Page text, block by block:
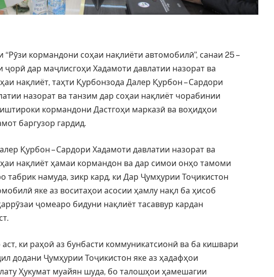
“Рӯзи кормандони соҳаи нақлиёти автомобилӣ”, санаи 25 –
ҷорӣ дар маҷлисгоҳи Хадамоти давлатии назорат ва
нақлиёт, таҳти Қурбонзода Далер Қурбон – Сардори
назорат ва танзим дар соҳаи нақлиёт чорабинии
кормандони Дастгоҳи марказӣ ва воҳидҳои
баргузор гардид.
Қурбон – Сардори Хадамоти давлатии назорат ва
нақлиёт ҳамаи кормандон ва дар симои онҳо тамоми
табрик намуда, зикр кард, ки Дар Ҷумҳурии Тоҷикистон
яке аз воситаҳои асосии ҳамлу нақл ба ҳисоб
ҷомеаро бидуни нақлиёт тасаввур кардан
ки раҳоӣ аз бунбасти коммуникатсионӣ ва ба кишвари
додани Ҷумҳурии Тоҷикистон яке аз ҳадафҳои
Ҳукумат муайян шуда, бо талошҳои ҳамешагии